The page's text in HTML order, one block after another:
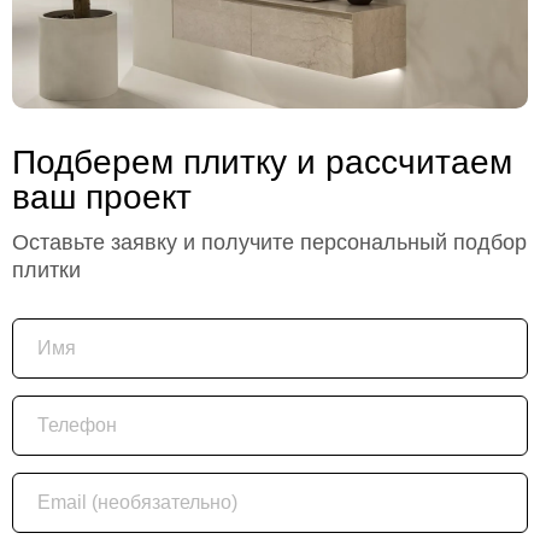
Подберем плитку и рассчитаем
ваш проект
Оставьте заявку и получите персональный подбор
плитки
Имя
Телефон
Email (необязательно)